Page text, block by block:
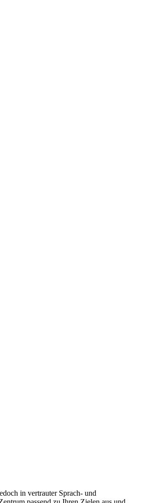
in vertrauter Sprach- und